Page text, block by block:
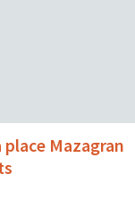
place Mazagran